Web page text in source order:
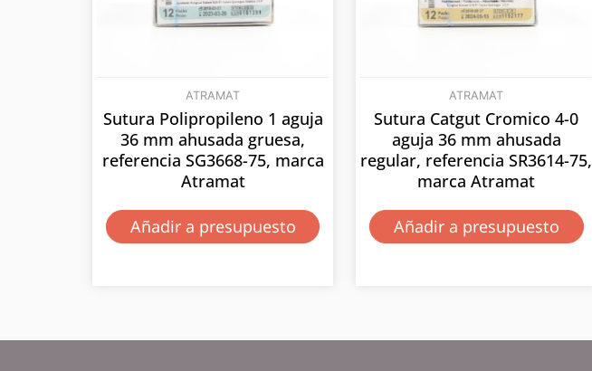
ATRAMAT
Sutura Polipropileno 1 aguja
36 mm ahusada gruesa,
referencia SG3668-75, marca
Atramat
Añadir a presupuesto
ATRAMAT
Sutura Catgut Cromico 4-0
aguja 36 mm ahusada
regular, referencia SR3614-75,
marca Atramat
Añadir a presupuesto